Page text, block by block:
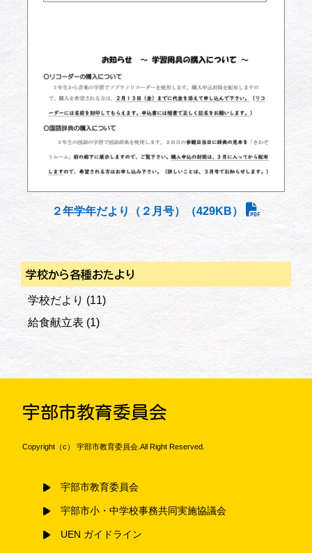
２年学年だより（２月号）（429KB）
学校から各種おたより
学校だより (11)
給食献立表 (1)
宇部市教育委員会
Copyright（c） 宇部市教育委員会.All Right Reserved.
宇部市教育委員会
宇部市小・中学校事務共同実施協議会
UEN ガイドライン